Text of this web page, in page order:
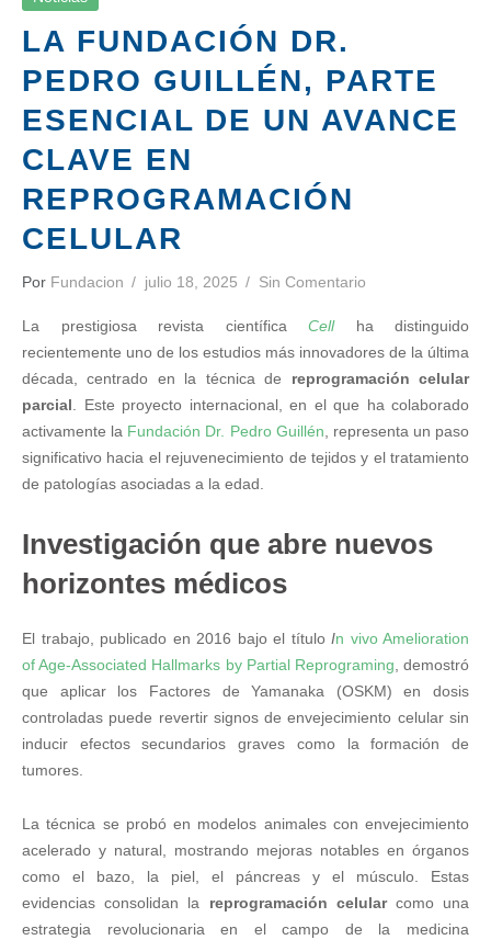
LA FUNDACIÓN DR.
PEDRO GUILLÉN, PARTE
ESENCIAL DE UN AVANCE
CLAVE EN
REPROGRAMACIÓN
CELULAR
Por Fundacion julio 18, 2025 Sin Comentario
La prestigiosa revista científica Cellha distinguido
recientemente uno de los estudios más innovadores de la última
década, centrado en la técnica de reprogramación celular
parcial . Este proyecto internacional, en el que ha colaborado
activamente la Fundación Dr. Pedro Guillén , representa un paso
significativo hacia el rejuvenecimiento de tejidos y el tratamiento
de patologías asociadas a la edad.
Investigación que abre nuevos
horizontes médicos
El trabajo, publicado en 2016 bajo el título In vivo Amelioration
of Age-Associated Hallmarks by Partial Reprograming , demostró
que aplicar los Factores de Yamanaka (OSKM) en dosis
controladas puede revertir signos de envejecimiento celular sin
inducir efectos secundarios graves como la formación de
tumores.
La técnica se probó en modelos animales con envejecimiento
acelerado y natural, mostrando mejoras notables en órganos
como el bazo, la piel, el páncreas y el músculo. Estas
evidencias consolidan la reprogramación celularcomo una
estrategia revolucionaria en el campo de la medicina